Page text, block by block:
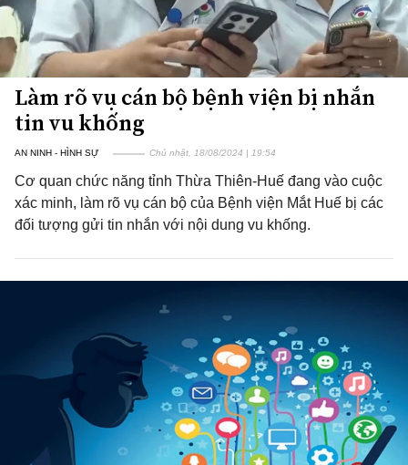
Làm rõ vụ cán bộ bệnh viện bị nhắn
tin vu khống
AN NINH - HÌNH SỰ Chủ nhật, 18/08/2024 | 19:54
Cơ quan chức năng tỉnh Thừa Thiên-Huế đang vào cuộc
xác minh, làm rõ vụ cán bộ của Bệnh viện Mắt Huế bị các
đối tượng gửi tin nhắn với nội dung vu khống.